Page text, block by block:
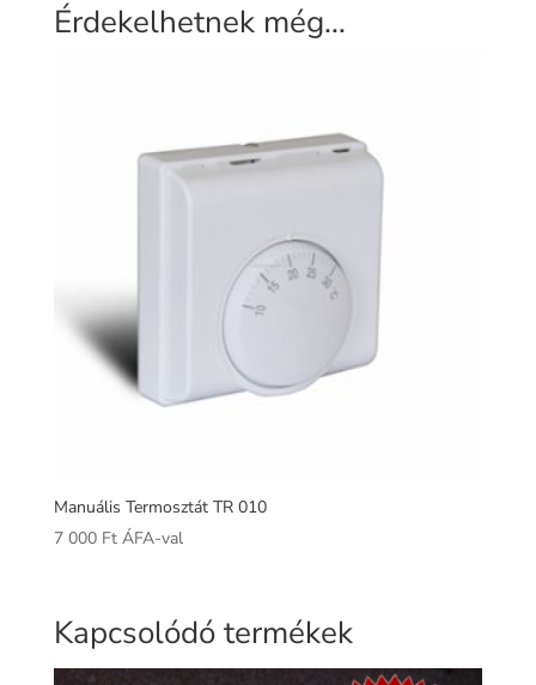
Érdekelhetnek még…
Manuális Termosztát TR 010
7 000 Ft ÁFA-val
Kapcsolódó termékek